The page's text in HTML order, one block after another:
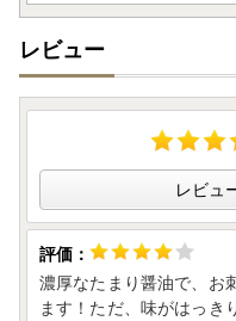
レビュー
レビュ
濃厚なたまり醤油で、お
ます！ただ、味がはっき